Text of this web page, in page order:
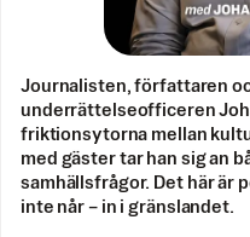
Journalisten, författaren
underrättelseofficeren
friktionsytorna mellan
med gäster tar han sig an
samhällsfrågor. Det här är
inte når – in i gränslandet.